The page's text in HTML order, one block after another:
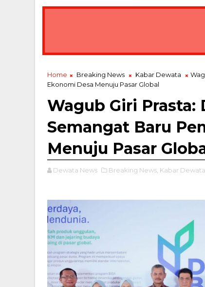
BREAKING NEWS Gerakan Swadaya Lingkungan, Warga
Home Breaking News Kabar Dewata
Ekonomi Desa Menuju Pasar Global
Wagub Giri Prasta:
Semangat Baru
Menuju Pasar
Dewata News Breaking News, Kabar